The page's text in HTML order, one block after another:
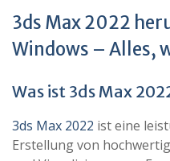
3ds Max 2022
Windows – Alles,
Was ist 3ds Max
3ds Max 2022 ist eine
Erstellung von